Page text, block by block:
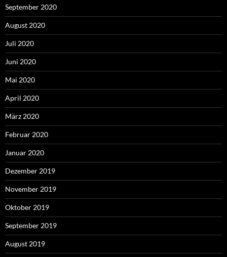
September 2020
August 2020
Juli 2020
Juni 2020
Mai 2020
April 2020
März 2020
Februar 2020
Januar 2020
Dezember 2019
November 2019
Oktober 2019
September 2019
August 2019